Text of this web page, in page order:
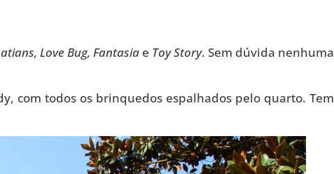
Love Bug, Fantasiae Toy Story. Sem dúvida nenhuma
com todos os brinquedos espalhados pelo quarto. Tem